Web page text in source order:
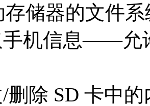
存储器的文件系
手机信息——允
删除 SD 卡中